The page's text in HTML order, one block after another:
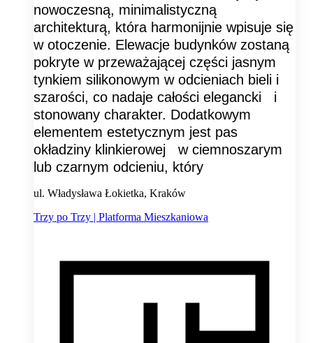
nowoczesną, minimalistyczną
architekturą, która harmonijnie wpisuje się
w otoczenie. Elewacje budynków zostaną
pokryte w przeważającej części jasnym
tynkiem silikonowym w odcieniach bieli i
szarości, co nadaje całości elegancki i
stonowany charakter. Dodatkowym
elementem estetycznym jest pas
okładziny klinkierowej w ciemnoszarym
lub czarnym odcieniu, który
ul. Władysława Łokietka, Kraków
Trzy po Trzy | Platforma Mieszkaniowa